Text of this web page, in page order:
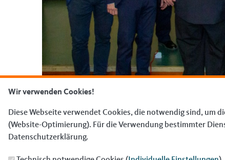
« Zurück zur Galerie
Wir verwenden Cookies!
Diese Webseite verwendet Cookies, die notwendig sind, um
(Website-Optimierung). Für die Verwendung bestimmter
Datenschutzerklärung.